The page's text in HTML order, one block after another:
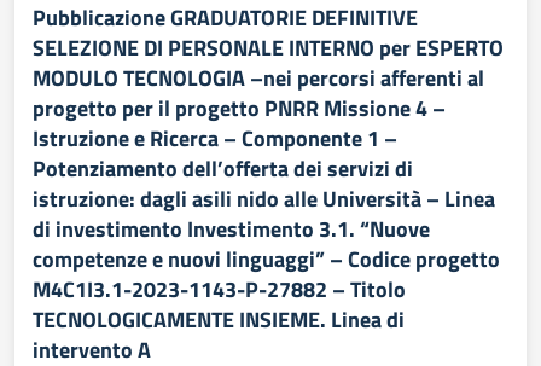
Pubblicazione GRADUATORIE DEFINITIVE
SELEZIONE DI PERSONALE INTERNO per ESPERTO
MODULO TECNOLOGIA –nei percorsi afferenti al
progetto per il progetto PNRR Missione 4 –
Istruzione e Ricerca – Componente 1 –
Potenziamento dell’offerta dei servizi di
istruzione: dagli asili nido alle Università – Linea
di investimento Investimento 3.1. “Nuove
competenze e nuovi linguaggi” – Codice progetto
M4C1I3.1-2023-1143-P-27882 – Titolo
TECNOLOGICAMENTE INSIEME. Linea di
intervento A